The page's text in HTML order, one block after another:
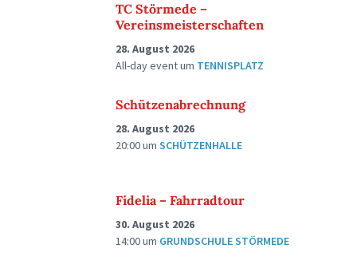
TC Störmede –
Vereinsmeisterschaften
28. August 2026
All-day eventum TENNISPLATZ
Schützenabrechnung
28. August 2026
20:00um SCHÜTZENHALLE
Fidelia – Fahrradtour
30. August 2026
14:00um GRUNDSCHULE STÖRMEDE